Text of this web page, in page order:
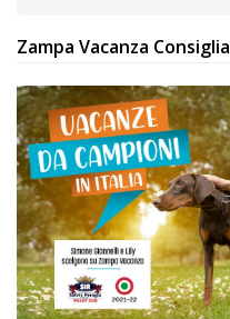
Zampa Vacanza Consiglia